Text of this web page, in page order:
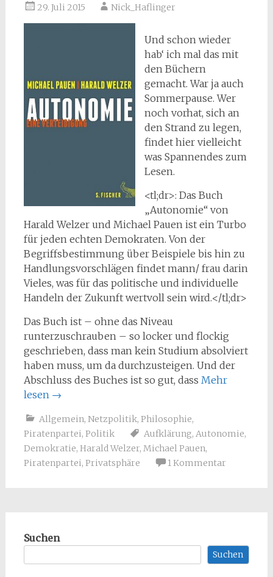
29. Juli 2015 Nick_Haflinger
Und schon wieder
hab‘ ich mal das mit
den Büchern
gemacht. War ja auch
Sommerpause. Wer
noch vorhat, sich an
den Strand zu legen,
findet hier vielleicht
was Spannendes zum
Lesen.
<tl;dr>: Das Buch
„Autonomie“ von
Harald Welzer und Michael Pauen ist ein Turbo
für jeden echten Demokraten. Von der
Begriffsbestimmung über Beispiele bis hin zu
Handlungsvorschlägen findet mann/ frau darin
Vieles, was für das politische und individuelle
Handeln der Zukunft wertvoll sein wird.</tl;dr>
Das Buch ist – ohne das Niveau
runterzuschrauben – so locker und flockig
geschrieben, dass man kein Studium absolviert
haben muss, um da durchzusteigen. Und der
Abschluss des Buches ist so gut, dass Mehr
lesen →
Allgemein, Netzpolitik, Philosophie,
Piratenpartei, Politik Aufklärung, Autonomie,
Demokratie, Harald Welzer, Michael Pauen,
Piratenpartei, Privatsphäre 1 Kommentar
Suchen
Suchen